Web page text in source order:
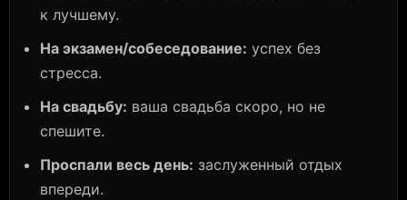
к лучшему.
На экзамен/собеседование: успех без
стресса.
На свадьбу: ваша свадьба скоро, но не
спешите.
Проспали весь день: заслуженный отдых
впереди.